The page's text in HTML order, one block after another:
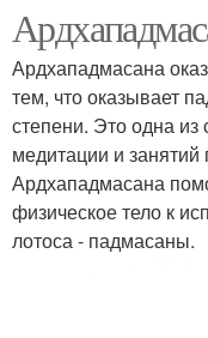
Ардхападмасана
тем, что оказывает
степени. Это одна
медитации и
Ардхападмасана
физическое тело к
лотоса - падмасаны.